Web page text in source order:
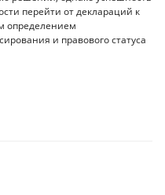
перейти от деклараций к
определением
и правового статуса
году, сообщили экологи
катастрофы вызывают кризис